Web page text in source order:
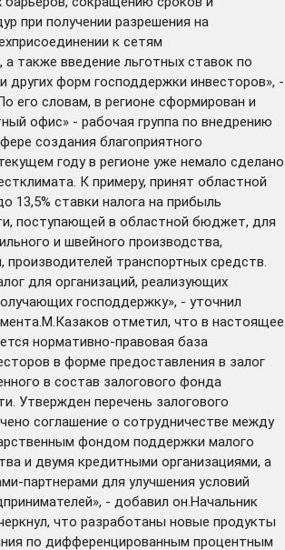
при получении разрешения на
к сетям
а также введение льготных ставок по
других форм господдержки инвесторов», -
его словам, в регионе сформирован и
офис» - рабочая группа по внедрению
создания благоприятного
году в регионе уже немало сделано
К примеру, принят областной
13,5% ставки налога на прибыль
поступающей в областной бюджет, для
и швейного производства,
транспортных средств.
для организаций, реализующих
господдержку», - уточнил
отметил, что в настоящее
нормативно-правовая база
в форме предоставления в залог
в состав залогового фонда
Утвержден перечень залогового
соглашение о сотрудничестве между
фондом поддержки малого
и двумя кредитными организациями, а
партнерами для улучшения условий
- добавил он.Начальник
что разработаны новые продукты
по дифференцированным процентным